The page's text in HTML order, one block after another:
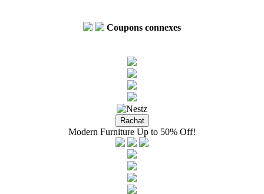
Coupons connexes
Modern Furniture Up to 50% Off!